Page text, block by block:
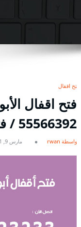
فتح اقفال
فتح اقفال
55566392 / فتح أبواب فتح قفل باب
بواسطة rwan مارس 9, 2021